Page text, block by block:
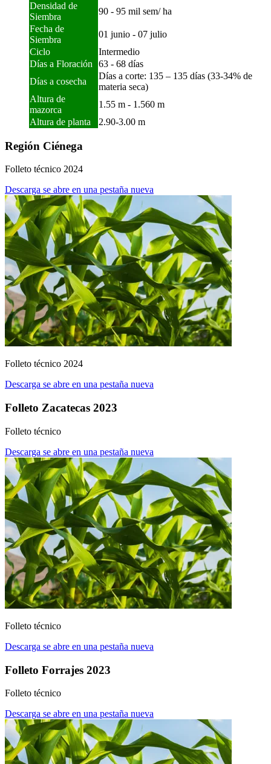
Densidad de
Siembra
90 - 95 mil sem/ ha
Fecha de
Siembra
01 junio - 07 julio
Ciclo
Intermedio
Días a Floración
63 - 68 días
Días a cosecha
Días a corte: 135 – 135 días (33-34% de
materia seca)
Altura de
mazorca
1.55 m - 1.560 m
Altura de planta
2.90-3.00 m
Región Ciénega
Folleto técnico 2024
Descarga se abre en una pestaña nueva
Folleto técnico 2024
Descarga se abre en una pestaña nueva
Folleto Zacatecas 2023
Folleto técnico
Descarga se abre en una pestaña nueva
Folleto técnico
Descarga se abre en una pestaña nueva
Folleto Forrajes 2023
Folleto técnico
Descarga se abre en una pestaña nueva